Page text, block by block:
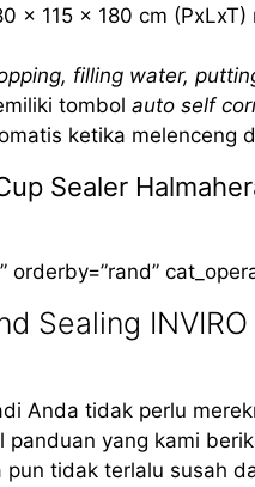
x 115 x 180 cm
filling water,
tombol auto self
ketika melenceng
Sealer
Sealing
Anda tidak perlu
panduan yang kami
tidak terlalu susah